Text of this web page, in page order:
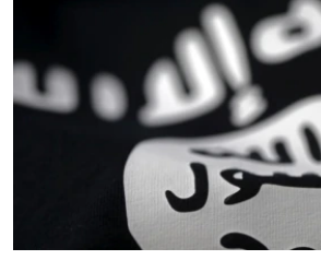
ရန်
ပင်မ
မကြေးမုံရဲ့ အင်္ဂလိပ်စာ
ရုပ်ရှင်ထဲက အင်္ဂလိပ်စာ
သုတပဒေသာ အင်္ဂလိပ်စာ
တီဗွီ
ရေဒီယိုနှင့်ရုပ်သံ အချက်အလက်များ
ရေဒီယို/တီဗွီအစီအစဉ်
Learning English
ဗွီအိုအေ လူမှုကွန်ယက်များ